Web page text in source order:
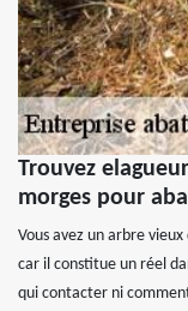
Trouvez
morges pour
Vous avez un arbre
car il constitue un réel
qui contacter ni